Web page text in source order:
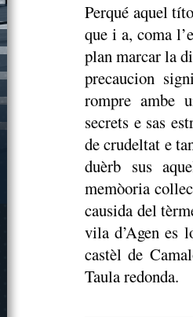
Perqué aquel
que i a, coma
plan marcar la
precaucion
rompre ambe
secrets e sas
de crudeltat e
duèrb sus
memòoria
causida del
vila d’Agen es
castèl de
Taula redonda.